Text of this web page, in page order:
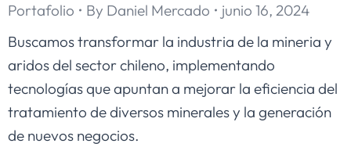
Portafolio By Daniel Mercado
junio 16, 2024
Buscamos transformar la industria de la mineria y
aridos del sector chileno, implementando
tecnologías que apuntan a mejorar la eficiencia del
tratamiento de diversos minerales y la generación
de nuevos negocios.